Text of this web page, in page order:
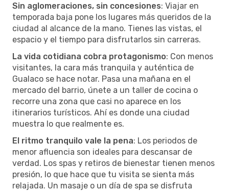
Sin aglomeraciones, sin concesiones: Viajar en
temporada baja pone los lugares más queridos de la
ciudad al alcance de la mano. Tienes las vistas, el
espacio y el tiempo para disfrutarlos sin carreras.
La vida cotidiana cobra protagonismo: Con menos
visitantes, la cara más tranquila y auténtica de
Gualaco se hace notar. Pasa una mañana en el
mercado del barrio, únete a un taller de cocina o
recorre una zona que casi no aparece en los
itinerarios turísticos. Ahí es donde una ciudad
muestra lo que realmente es.
El ritmo tranquilo vale la pena: Los periodos de
menor afluencia son ideales para descansar de
verdad. Los spas y retiros de bienestar tienen menos
presión, lo que hace que tu visita se sienta más
relajada. Un masaje o un día de spa se disfruta